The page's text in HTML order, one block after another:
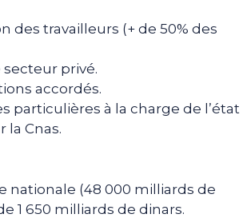
des travailleurs (+ de 50% des
secteur privé.
accordés.
particulières à la charge de l’état
la Cnas.
nationale (48 000 milliards de
1 650 milliards de dinars.